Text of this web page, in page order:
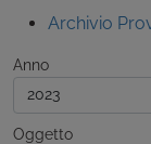
Archivio
Anno
Oggetto